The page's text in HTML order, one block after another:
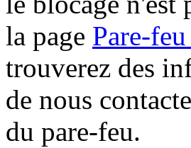
la page Pare-
trouverez des
de nous
du pare-feu.